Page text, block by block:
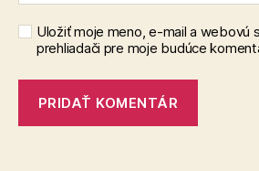
Uložiť moje meno, e-mail a webovú
prehliadači pre moje budúce